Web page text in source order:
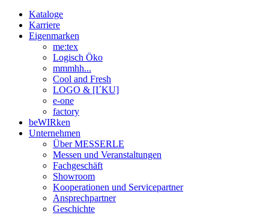
Kataloge
Karriere
Eigenmarken
me:tex
Logisch Öko
mmmhh...
Cool and Fresh
LOGO & [I´KU]
e-one
factory
beWIRken
Unternehmen
Über MESSERLE
Messen und Veranstaltungen
Fachgeschäft
Showroom
Kooperationen und Servicepartner
Ansprechpartner
Geschichte